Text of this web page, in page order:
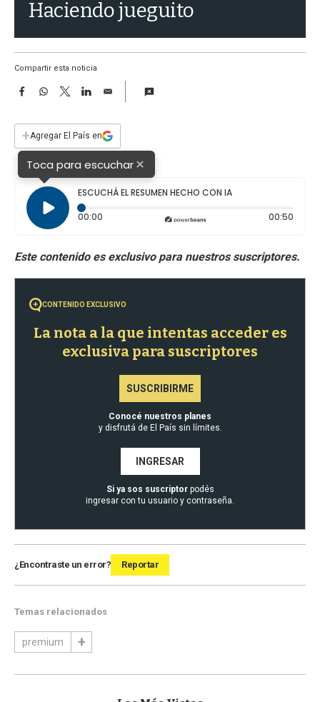
Haciendo jueguito
Compartir esta noticia
F
e
b
o
o
W
s
p
p
T
w
t
r
L
I
n
E
i
l
+Agregar El País en
Toca para escuchar×
ESCUCHÁ EL RESUMEN HECHO CON IA
00:00 Tiempo transcurrido: 0 segundos 00:50
CONTENIDO EXCLUSIVO
La nota a la que intentas acceder es
exclusiva para suscriptores
SUSCRIBIRME
Conocé nuestros planes
y disfrutá de El País sin límites.
INGRESAR
Si ya sos suscriptorpodés
ingresar con tu usuario y contraseña.
¿Encontraste un error? Reportar
Temas relacionados
premium